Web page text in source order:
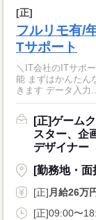
[正]
フルリモ有/
Tサポート
＼IT会社のITサポ
能 まずはかんたん
きます データ入力...
[正]ゲーム
スター、企
デザイナー
[勤務地・
[正] 月給26万
[正]09:00〜